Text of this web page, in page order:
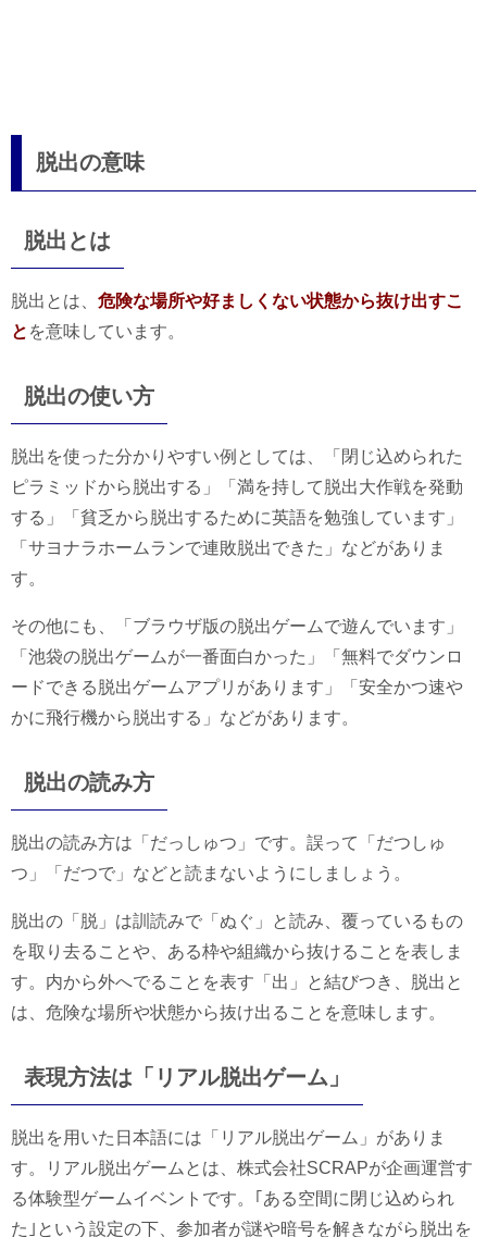
脱出の意味
脱出とは
脱出とは、 危険な場所や好ましくない状態から抜け出すこ
と を意味しています。
脱出の使い方
脱出を使った分かりやすい例としては、「閉じ込められた
ピラミッドから脱出する」「満を持して脱出大作戦を発動
する」「貧乏から脱出するために英語を勉強しています」
「サヨナラホームランで連敗脱出できた」などがありま
す。
その他にも、「ブラウザ版の脱出ゲームで遊んでいます」
「池袋の脱出ゲームが一番面白かった」「無料でダウンロ
ードできる脱出ゲームアプリがあります」「安全かつ速や
かに飛行機から脱出する」などがあります。
脱出の読み方
脱出の読み方は「だっしゅつ」です。誤って「だつしゅ
つ」「だつで」などと読まないようにしましょう。
脱出の「脱」は訓読みで「ぬぐ」と読み、覆っているもの
を取り去ることや、ある枠や組織から抜けることを表しま
す。内から外へでることを表す「出」と結びつき、脱出と
は、危険な場所や状態から抜け出ることを意味します。
表現方法は「リアル脱出ゲーム」
脱出を用いた日本語には「リアル脱出ゲーム」がありま
す。リアル脱出ゲームとは、株式会社SCRAPが企画運営す
る体験型ゲームイベントです。｢ある空間に閉じ込められ
た｣という設定の下、参加者が謎や暗号を解きながら脱出を